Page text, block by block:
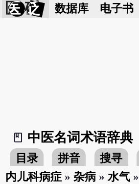
医 砭 数据库 电子书
book_2
中医名词术语辞典
目录 拼音 搜寻
内儿科病症 »杂病 »水气 »